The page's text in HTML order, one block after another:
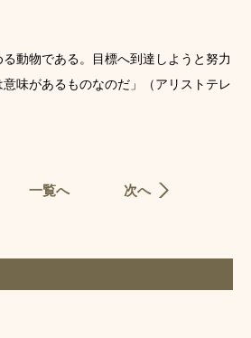
る動物である。目標へ到達しようと努力
味があるものなのだ」（アリストテレ
一覧へ 次へ